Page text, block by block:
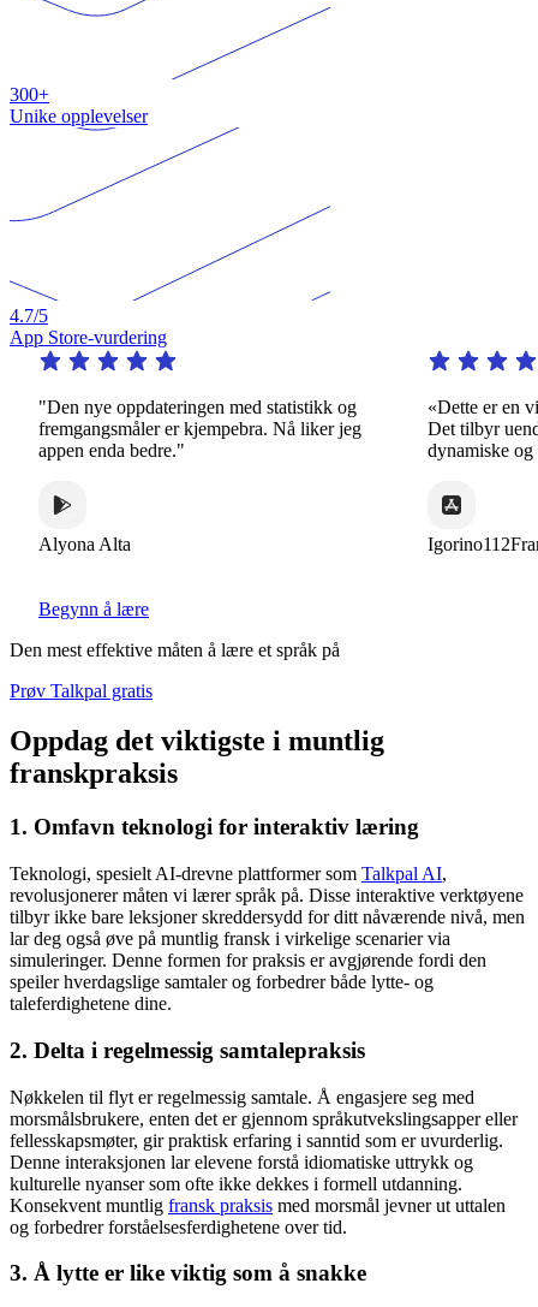
300+
Unike opplevelser
4.7/5
App Store-vurdering
"Den nye oppdateringen med statistikk og
fremgangsmåler er kjempebra. Nå liker jeg
appen enda bedre."
Alyona Alta
«Dette er en
Det tilbyr
dynamiske og
Igorino112France
Begynn å lære
Den mest effektive måten å lære et språk på
Prøv Talkpal gratis
Oppdag det viktigste i muntlig
franskpraksis
1. Omfavn teknologi for interaktiv læring
Teknologi, spesielt AI-drevne plattformer som Talkpal AI,
revolusjonerer måten vi lærer språk på. Disse interaktive verktøyene
tilbyr ikke bare leksjoner skreddersydd for ditt nåværende nivå, men
lar deg også øve på muntlig fransk i virkelige scenarier via
simuleringer. Denne formen for praksis er avgjørende fordi den
speiler hverdagslige samtaler og forbedrer både lytte- og
taleferdighetene dine.
2. Delta i regelmessig samtalepraksis
Nøkkelen til flyt er regelmessig samtale. Å engasjere seg med
morsmålsbrukere, enten det er gjennom språkutvekslingsapper eller
fellesskapsmøter, gir praktisk erfaring i sanntid som er uvurderlig.
Denne interaksjonen lar elevene forstå idiomatiske uttrykk og
kulturelle nyanser som ofte ikke dekkes i formell utdanning.
Konsekvent muntlig fransk praksis med morsmål jevner ut uttalen
og forbedrer forståelsesferdighetene over tid.
3. Å lytte er like viktig som å snakke